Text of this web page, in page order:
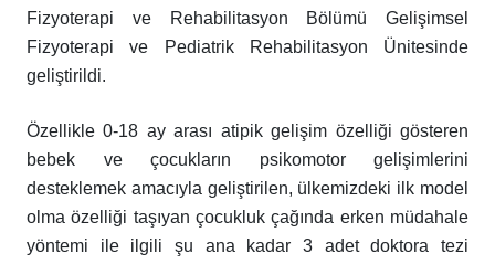
Fizyoterapi ve Rehabilitasyon Bölümü Gelişimsel
Fizyoterapi ve Pediatrik Rehabilitasyon Ünitesinde
geliştirildi.
Özellikle 0-18 ay arası atipik gelişim özelliği gösteren
bebek ve çocukların psikomotor gelişimlerini
desteklemek amacıyla geliştirilen, ülkemizdeki ilk model
olma özelliği taşıyan çocukluk çağında erken müdahale
yöntemi ile ilgili şu ana kadar 3 adet doktora tezi